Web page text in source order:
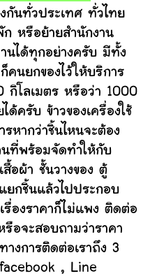
วประเทศ ทั่วไทย
ก หรือย้ายสำนักงาน
นได้ทุกอย่างครับ มีทั้ง
คนยกของไว้ให้บริการ
กิโลเมตร หรือว่า 1000
ด้ครับ ข้าวของเครื่องใช้
หากว่าชิ้นไหนจะต้อง
ที่พร้อมจัดทำให้กับ
อผ้า ชั้นวางของ ตู้
ยกชิ้นแล้วไปประกอบ
รื่องราคาก็ไม่แพง ติดต่อ
รือจะสอบถามว่าราคา
างการติดต่อเราถึง 3
, Line